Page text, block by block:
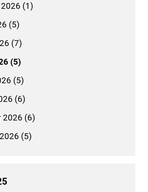
(1)
(5)
(7)
(5)
(5)
(6)
2026 (6)
(5)